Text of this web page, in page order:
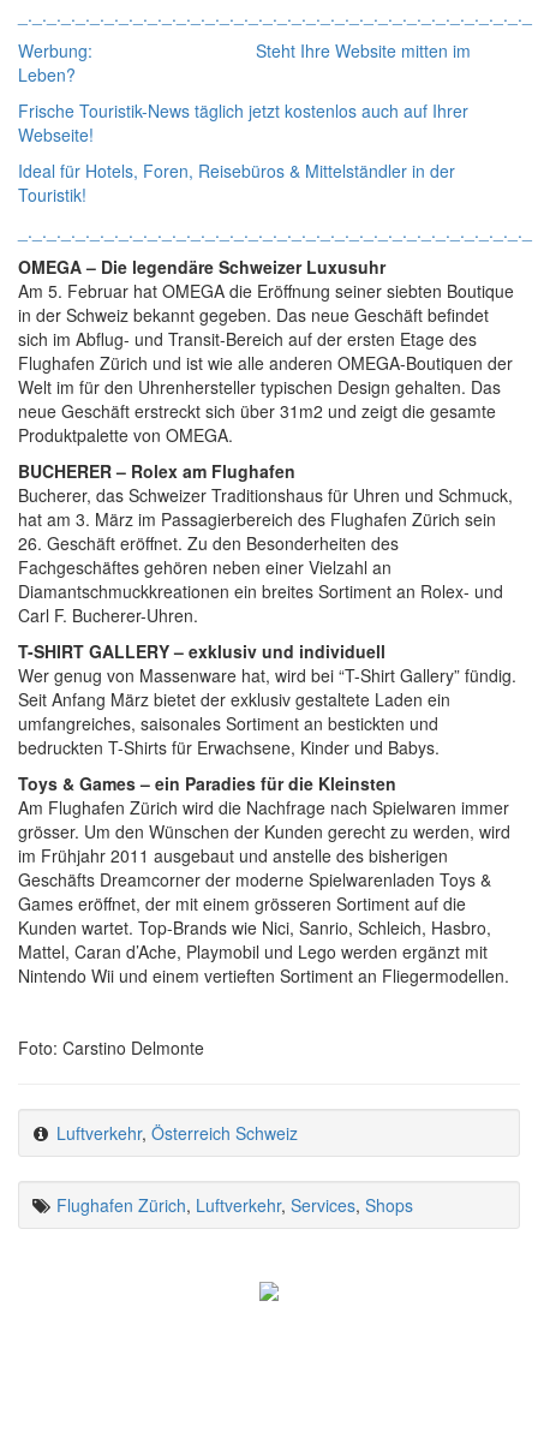
_._._._._._._._._._._._._._._._._._._._._._._._._._._._._._._._._._._._
Werbung: Steht Ihre Website mitten im
Leben?
Frische Touristik-News täglich jetzt kostenlos auch auf Ihrer
Webseite!
Ideal für Hotels, Foren, Reisebüros & Mittelständler in der
Touristik!
_._._._._._._._._._._._._._._._._._._._._._._._._._._._._._._._._._._._
OMEGA – Die legendäre Schweizer Luxusuhr
Am 5. Februar hat OMEGA die Eröffnung seiner siebten Boutique
in der Schweiz bekannt gegeben. Das neue Geschäft befindet
sich im Abflug- und Transit-Bereich auf der ersten Etage des
Flughafen Zürich und ist wie alle anderen OMEGA-Boutiquen der
Welt im für den Uhrenhersteller typischen Design gehalten. Das
neue Geschäft erstreckt sich über 31m2 und zeigt die gesamte
Produktpalette von OMEGA.
BUCHERER – Rolex am Flughafen
Bucherer, das Schweizer Traditionshaus für Uhren und Schmuck,
hat am 3. März im Passagierbereich des Flughafen Zürich sein
26. Geschäft eröffnet. Zu den Besonderheiten des
Fachgeschäftes gehören neben einer Vielzahl an
Diamantschmuckkreationen ein breites Sortiment an Rolex- und
Carl F. Bucherer-Uhren.
T-SHIRT GALLERY – exklusiv und individuell
Wer genug von Massenware hat, wird bei “T-Shirt Gallery” fündig.
Seit Anfang März bietet der exklusiv gestaltete Laden ein
umfangreiches, saisonales Sortiment an bestickten und
bedruckten T-Shirts für Erwachsene, Kinder und Babys.
Toys & Games – ein Paradies für die Kleinsten
Am Flughafen Zürich wird die Nachfrage nach Spielwaren immer
grösser. Um den Wünschen der Kunden gerecht zu werden, wird
im Frühjahr 2011 ausgebaut und anstelle des bisherigen
Geschäfts Dreamcorner der moderne Spielwarenladen Toys &
Games eröffnet, der mit einem grösseren Sortiment auf die
Kunden wartet. Top-Brands wie Nici, Sanrio, Schleich, Hasbro,
Mattel, Caran d’Ache, Playmobil und Lego werden ergänzt mit
Nintendo Wii und einem vertieften Sortiment an Fliegermodellen.
Foto: Carstino Delmonte
Luftverkehr, Österreich Schweiz
Flughafen Zürich, Luftverkehr, Services, Shops